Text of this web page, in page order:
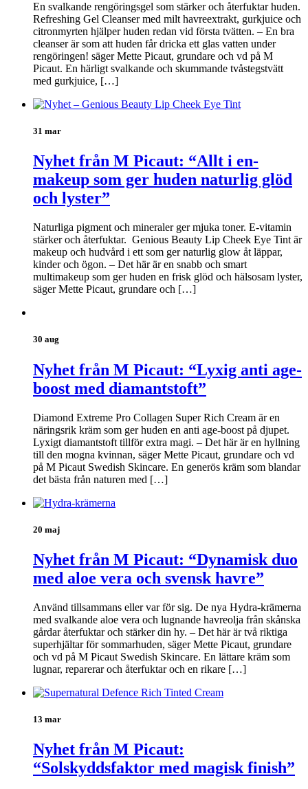
En svalkande rengöringsgel som stärker och återfuktar huden.
Refreshing Gel Cleanser med milt havreextrakt, gurkjuice och
citronmyrten hjälper huden redan vid första tvätten. – En bra
cleanser är som att huden får dricka ett glas vatten under
rengöringen! säger Mette Picaut, grundare och vd på M
Picaut. En härligt svalkande och skummande tvåstegstvätt
med gurkjuice, […]
31 mar
Nyhet från M Picaut: “Allt i en-
makeup som ger huden naturlig glöd
och lyster”
Naturliga pigment och mineraler ger mjuka toner. E-vitamin
stärker och återfuktar. Genious Beauty Lip Cheek Eye Tint är
makeup och hudvård i ett som ger naturlig glow åt läppar,
kinder och ögon. – Det här är en snabb och smart
multimakeup som ger huden en frisk glöd och hälsosam lyster,
säger Mette Picaut, grundare och […]
30 aug
Nyhet från M Picaut: “Lyxig anti age-
boost med diamantstoft”
Diamond Extreme Pro Collagen Super Rich Cream är en
näringsrik kräm som ger huden en anti age-boost på djupet.
Lyxigt diamantstoft tillför extra magi. – Det här är en hyllning
till den mogna kvinnan, säger Mette Picaut, grundare och vd
på M Picaut Swedish Skincare. En generös kräm som blandar
det bästa från naturen med […]
20 maj
Nyhet från M Picaut: “Dynamisk duo
med aloe vera och svensk havre”
Använd tillsammans eller var för sig. De nya Hydra-krämerna
med svalkande aloe vera och lugnande havreolja från skånska
gårdar återfuktar och stärker din hy. – Det här är två riktiga
superhjältar för sommarhuden, säger Mette Picaut, grundare
och vd på M Picaut Swedish Skincare. En lättare kräm som
lugnar, reparerar och återfuktar och en rikare […]
13 mar
Nyhet från M Picaut:
“Solskyddsfaktor med magisk finish”